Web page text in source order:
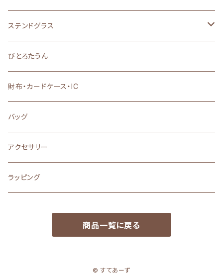
ステンドグラス
置物・雑貨・小物
アクセサリー
びとろたうん
財布・カードケース・IC
バッグ
アクセサリー
ラッピング
商品一覧に戻る
© すてあーず